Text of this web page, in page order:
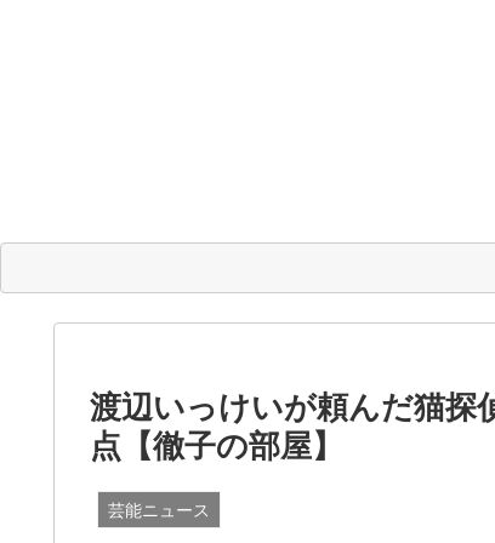
渡辺いっけいが頼んだ猫探
点【徹子の部屋】
芸能ニュース